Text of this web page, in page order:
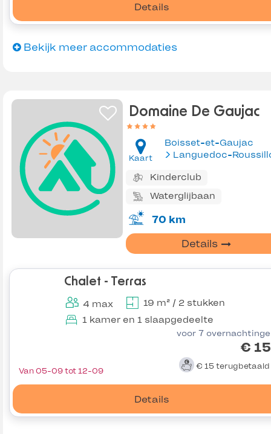
Details
Bekijk meer accommodaties
Domaine De Gaujac
Kaart
Boisset-et-Gaujac
Languedoc-
Kinderclub
Waterglijbaan
70 km
Details
Chalet - Terras
4 max
19 m² / 2 stukken
1 kamer en 1 slaapgedeelte
voor 7
€
€ 15 terugbetaald
Details
Van 05-09 tot 12-09